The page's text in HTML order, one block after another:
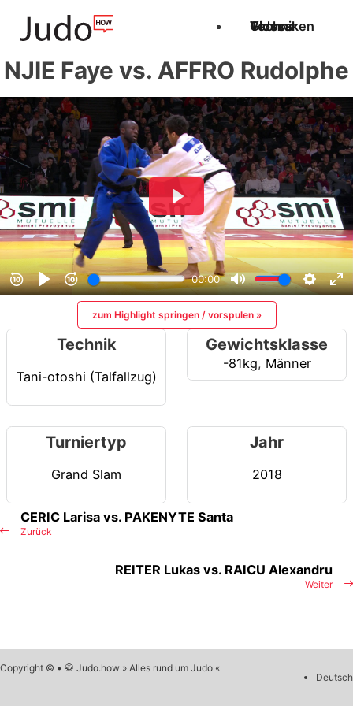
Techniken
Videos
Glossar
NJIE Faye vs. AFFRO Rudolphe
zum Highlight springen / vorspulen »
Technik
Tani-otoshi (Talfallzug)
Gewichtsklasse
-81kg, Männer
Turniertyp
Grand Slam
Jahr
2018
Zurück
CERIC Larisa vs. PAKENYTE Santa
Weiter
REITER Lukas vs. RAICU Alexandru
Copyright © • 🥋 Judo.how » Alles rund um Judo «
Deutsch